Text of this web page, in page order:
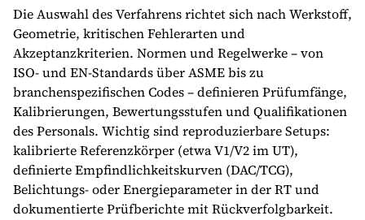
Die Auswahl des Verfahrens richtet sich nach Werkstoff,
Geometrie, kritischen Fehlerarten und
Akzeptanzkriterien. Normen und Regelwerke – von
ISO- und EN-Standards über ASME bis zu
branchenspezifischen Codes – definieren Prüfumfänge,
Kalibrierungen, Bewertungsstufen und Qualifikationen
des Personals. Wichtig sind reproduzierbare Setups:
kalibrierte Referenzkörper (etwa V1/V2 im UT),
definierte Empfindlichkeitskurven (DAC/TCG),
Belichtungs- oder Energieparameter in der RT und
dokumentierte Prüfberichte mit Rückverfolgbarkeit.